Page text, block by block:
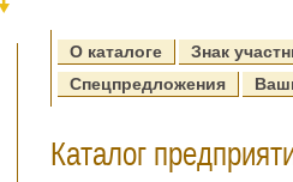
О каталоге
Знак
Спецпредложения
Каталог